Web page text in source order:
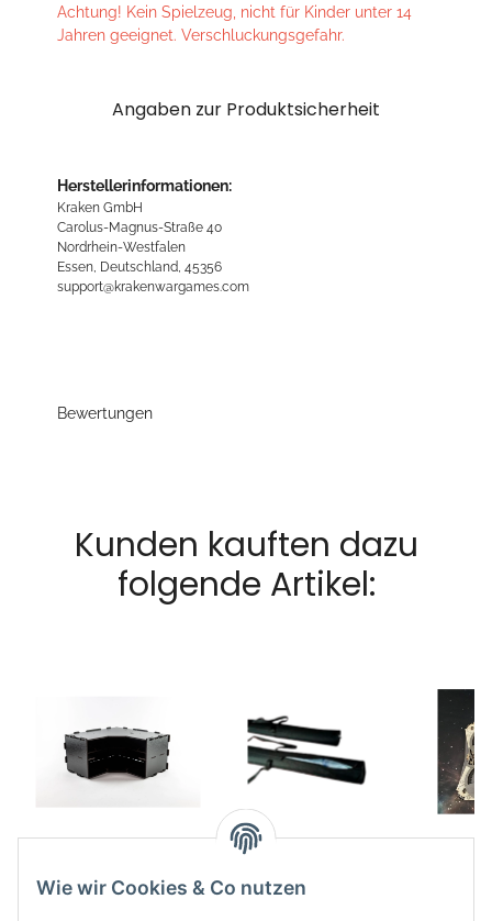
Achtung! Kein Spielzeug, nicht für Kinder unter 14
Jahren geeignet. Verschluckungsgefahr.
Angaben zur Produktsicherheit
Herstellerinformationen:
Kraken GmbH
Carolus-Magnus-Straße 40
Nordrhein-Westfalen
Essen, Deutschland, 45356
support@krakenwargames.com
Bewertungen
Kunden kauften dazu
folgende Artikel:
BR: Eckteil Regal
Kraken Wargames
122cm für Gaming
13,49 €
Wie wir Cookies & Co nutzen